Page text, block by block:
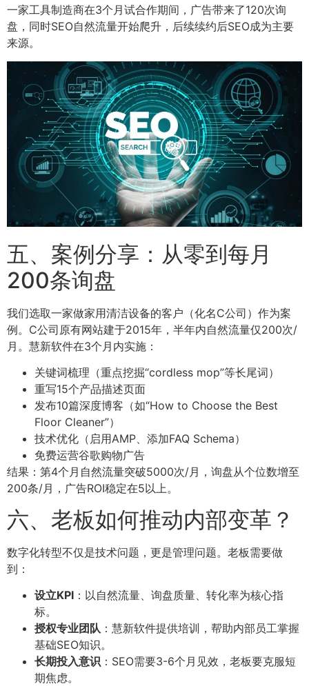
一家工具制造商在3个月试合作期间，广告带来了120次询
盘，同时SEO自然流量开始爬升，后续续约后SEO成为主要
来源。
五、案例分享：从零到每月
200条询盘
我们选取一家做家用清洁设备的客户（化名C公司）作为案
例。C公司原有网站建于2015年，半年内自然流量仅200次/
月。慧新软件在3个月内实施：
关键词梳理（重点挖掘“cordless mop”等长尾词）
重写15个产品描述页面
发布10篇深度博客（如“How to Choose the Best
Floor Cleaner”）
技术优化（启用AMP、添加FAQ Schema）
免费运营谷歌购物广告
结果：第4个月自然流量突破5000次/月，询盘从个位数增至
200条/月，广告ROI稳定在5以上。
六、老板如何推动内部变革？
数字化转型不仅是技术问题，更是管理问题。老板需要做
到：
设立KPI ：以自然流量、询盘质量、转化率为核心指
标。
授权专业团队 ：慧新软件提供培训，帮助内部员工掌握
基础SEO知识。
长期投入意识 ：SEO需要3-6个月见效，老板要克服短
期焦虑。